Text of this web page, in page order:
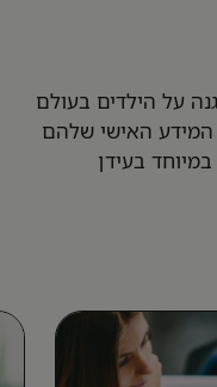
על הילדים בעולם
המידע האישי שלהם
בעידן